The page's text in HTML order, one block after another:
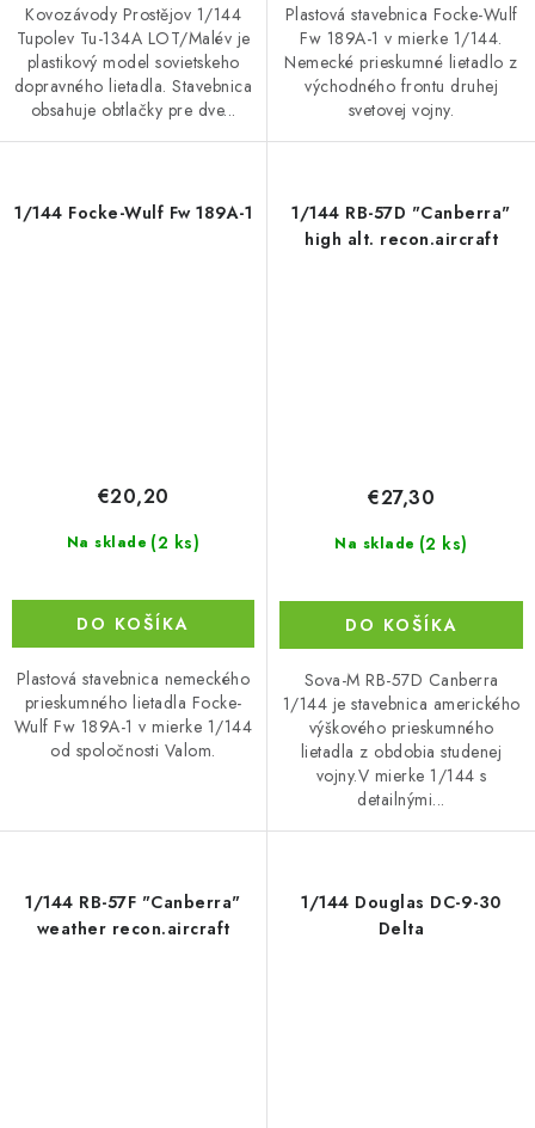
Kovozávody Prostějov 1/144
Tupolev Tu-134A LOT/Malév je
plastikový model sovietskeho
dopravného lietadla. Stavebnica
obsahuje obtlačky pre dve...
Plastová stavebnica Focke-Wulf
Fw 189A-1 v mierke 1/144.
Nemecké prieskumné lietadlo z
východného frontu druhej
svetovej vojny.
1/144 Focke-Wulf Fw 189A-1
Na sklade (2 ks)
€20,20
DO KOŠÍKA
Plastová stavebnica nemeckého
prieskumného lietadla Focke-
Wulf Fw 189A-1 v mierke 1/144
od spoločnosti Valom.
1/144 RB-57D "Canberra"
high alt. recon.aircraft
Na sklade (2 ks)
€27,30
DO KOŠÍKA
Sova-M RB-57D Canberra
1/144 je stavebnica amerického
výškového prieskumného
lietadla z obdobia studenej
vojny.V mierke 1/144 s
detailnými...
1/144 RB-57F "Canberra"
weather recon.aircraft
1/144 Douglas DC-9-30
Delta